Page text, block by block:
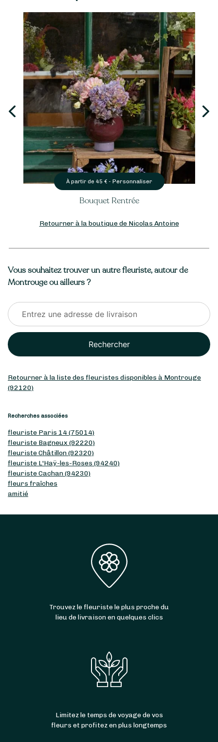
À partir de 45 € - Personnaliser
Bouquet Rentrée
Retourner à la boutique de Nicolas Antoine
Vous souhaitez trouver un autre fleuriste, autour de
Montrouge ou ailleurs ?
Rechercher
Retourner à la liste des fleuristes disponibles à Montrouge
(92120)
Recherches associées
fleuriste Paris 14 (75014)
fleuriste Bagneux (92220)
fleuriste Châtillon (92320)
fleuriste L'Haÿ-les-Roses (94240)
fleuriste Cachan (94230)
fleurs fraîches
amitié
Trouvez le fleuriste le plus proche du
lieu de livraison en quelques clics
Limitez le temps de voyage de vos
fleurs et profitez en plus longtemps